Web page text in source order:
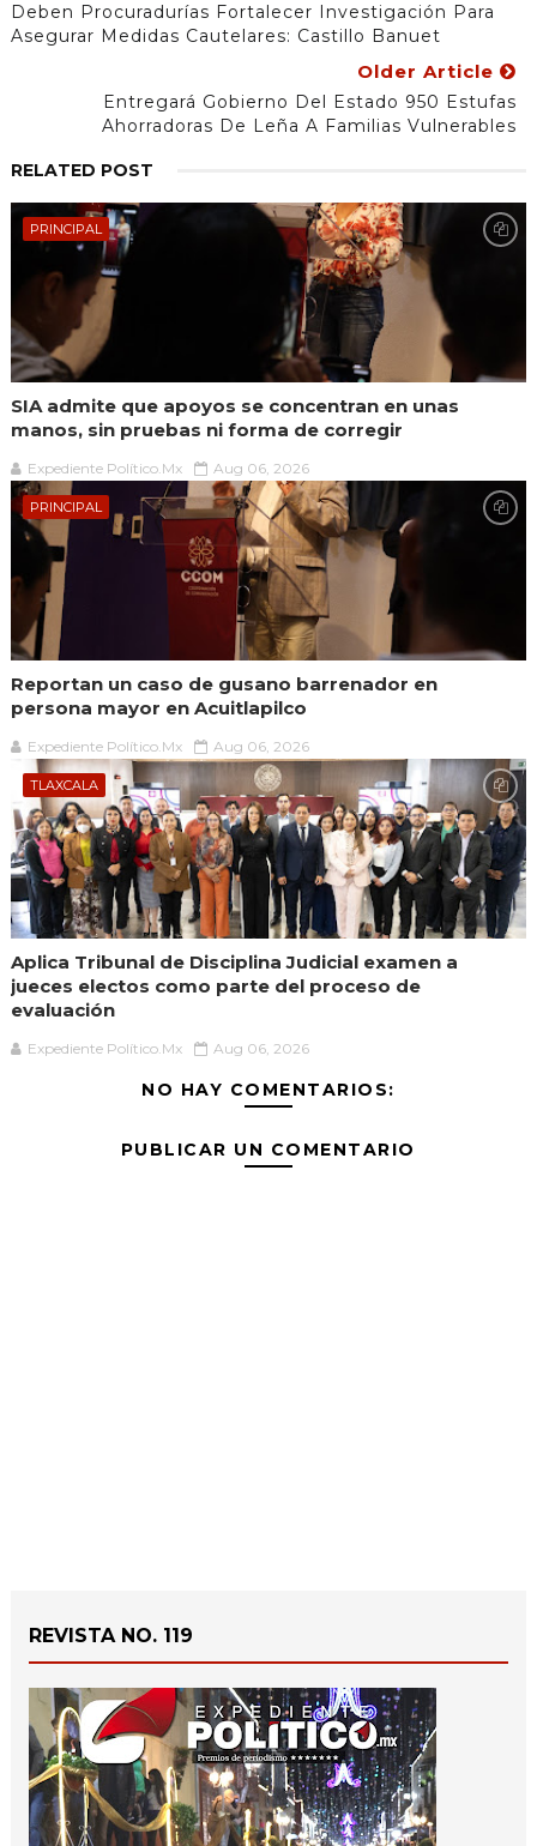
Deben Procuradurías Fortalecer Investigación Para
Asegurar Medidas Cautelares: Castillo Banuet
Older Article
Entregará Gobierno Del Estado 950 Estufas
Ahorradoras De Leña A Familias Vulnerables
RELATED POST
PRINCIPAL
SIA admite que apoyos se concentran en unas
manos, sin pruebas ni forma de corregir
Expediente Político.Mx Aug 06, 2026
PRINCIPAL
Reportan un caso de gusano barrenador en
persona mayor en Acuitlapilco
Expediente Político.Mx Aug 06, 2026
TLAXCALA
Aplica Tribunal de Disciplina Judicial examen a
jueces electos como parte del proceso de
evaluación
Expediente Político.Mx Aug 06, 2026
NO HAY COMENTARIOS:
PUBLICAR UN COMENTARIO
REVISTA NO. 119